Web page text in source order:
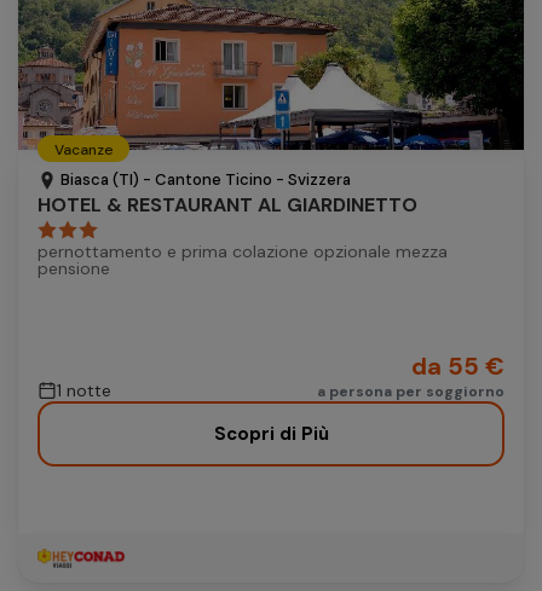
Vacanze
Biasca (TI) - Cantone Ticino - Svizzera
HOTEL & RESTAURANT AL GIARDINETTO
pernottamento e prima colazione opzionale mezza
pensione
1 notte
da 55 €
a persona per soggiorno
Scopri di Più